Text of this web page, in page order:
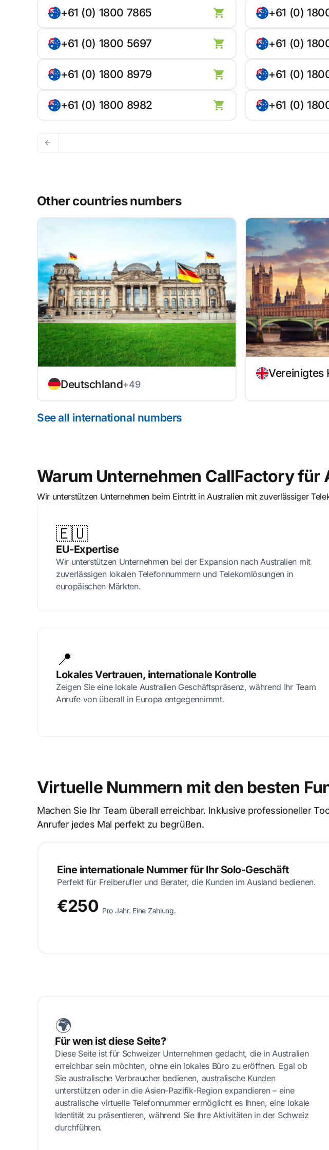
+61 (0) 1800 7865
+61 (0) 1800 5697
+61 (0) 1800 8979
+61 (0) 1800 8982
+61 (0)
+61 (0)
+61 (0)
+61 (0)
Other countries numbers
Deutschland+49
Vereinigtes
See all international numbers
Warum Unternehmen CallFactory für
Wir unterstützen Unternehmen beim Eintritt in Australien mit zuverlässiger
🇪🇺
EU-Expertise
Wir unterstützen Unternehmen bei der Expansion nach Australien mit
zuverlässigen lokalen Telefonnummern und Telekomlösungen in
europäischen Märkten.
📍
Lokales Vertrauen, internationale Kontrolle
Zeigen Sie eine lokale Australien Geschäftspräsenz, während Ihr Team
Anrufe von überall in Europa entgegennimmt.
Virtuelle Nummern mit den besten
Machen Sie Ihr Team überall erreichbar. Inklusive professioneller
Anrufer jedes Mal perfekt zu begrüßen.
Eine internationale Nummer für Ihr Solo-Geschäft
Perfekt für Freiberufler und Berater, die Kunden im Ausland bedienen.
€250 Pro Jahr. Eine Zahlung.
🌍
Für wen ist diese Seite?
Diese Seite ist für Schweizer Unternehmen gedacht, die in Australien
erreichbar sein möchten, ohne ein lokales Büro zu eröffnen. Egal ob
Sie australische Verbraucher bedienen, australische Kunden
unterstützen oder in die Asien-Pazifik-Region expandieren – eine
australische virtuelle Telefonnummer ermöglicht es Ihnen, eine lokale
Identität zu präsentieren, während Sie Ihre Aktivitäten in der Schweiz
durchführen.